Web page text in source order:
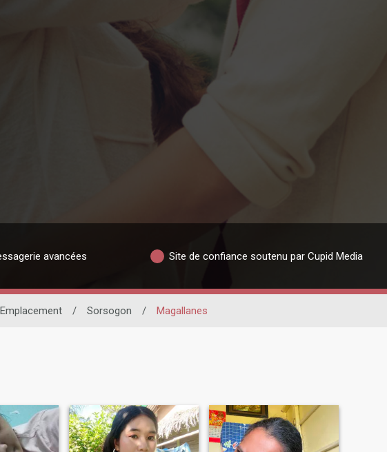
avancées Site de confiance soutenu par Cupid Media
Emplacement / Sorsogon / Magallanes